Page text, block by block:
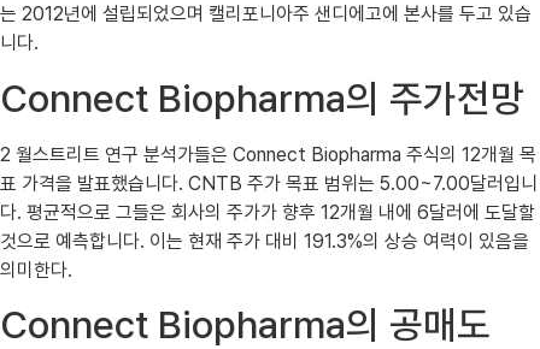
는 2012년에 설립되었으며 캘리포니아주 샌디에고에 본사를 두고 있습
니다.
Connect Biopharma의 주가전망
2 월스트리트 연구 분석가들은 Connect Biopharma 주식의 12개월 목
표 가격을 발표했습니다. CNTB 주가 목표 범위는 5.00~7.00달러입니
다. 평균적으로 그들은 회사의 주가가 향후 12개월 내에 6달러에 도달할
것으로 예측합니다. 이는 현재 주가 대비 191.3%의 상승 여력이 있음을
의미한다.
Connect Biopharma의 공매도